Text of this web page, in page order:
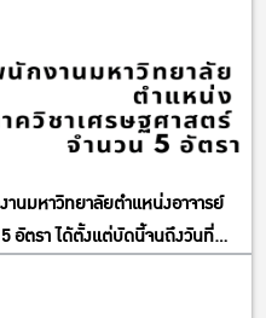
นมหาวิทยาลัยตำแหน่งอาจารย์
อัตรา ได้ตั้งแต่บัดนี้จนถึงวันที่